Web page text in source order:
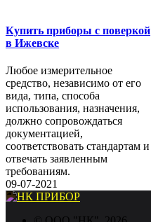
Купить приборы с поверкой
в Ижевске
Любое измерительное
средство, независимо от его
вида, типа, способа
использования, назначения,
должно сопровождаться
документацией,
соответствовать стандартам и
отвечать заявленным
требованиям.
09-07-2021